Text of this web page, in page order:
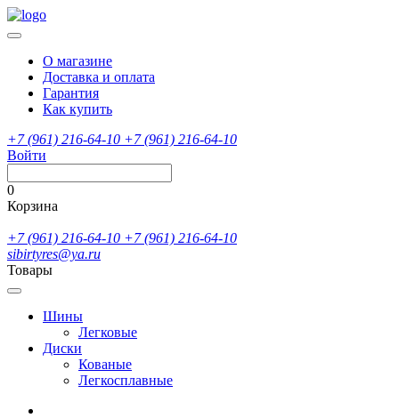
О магазине
Доставка и оплата
Гарантия
Как купить
+7 (961) 216-64-10 +7 (961) 216-64-10
Войти
0
Корзина
+7 (961) 216-64-10 +7 (961) 216-64-10
sibirtyres@ya.ru
Товары
Шины
Легковые
Диски
Кованые
Легкосплавные